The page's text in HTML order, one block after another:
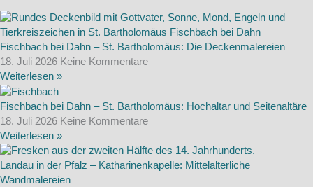
Fischbach bei Dahn – St. Bartholomäus: Die Deckenmalereien
18. Juli 2026 Keine Kommentare
Weiterlesen »
Fischbach bei Dahn – St. Bartholomäus: Hochaltar und Seitenaltäre
18. Juli 2026 Keine Kommentare
Weiterlesen »
Landau in der Pfalz – Katharinenkapelle: Mittelalterliche
Wandmalereien